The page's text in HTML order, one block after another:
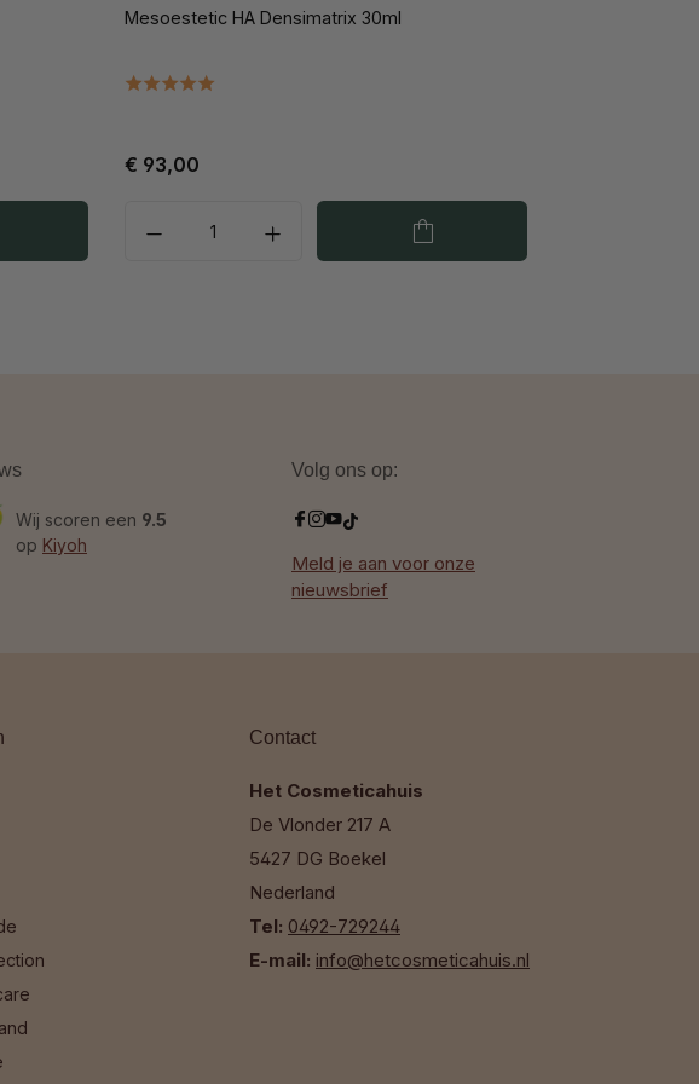
Mesoestetic HA Densimatrix 30ml
€ 93,00
Wij scoren een 9.5
op Kiyoh
Volg ons op:
Meld je aan voor onze
nieuwsbrief
Contact
Het Cosmeticahuis
De Vlonder 217 A
5427 DG Boekel
Nederland
Tel: 0492-729244
E-mail: info@hetcosmeticahuis.nl